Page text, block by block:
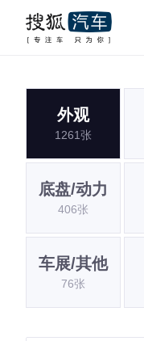
外观
1261张
底盘/动力
406张
车展/其他
76张